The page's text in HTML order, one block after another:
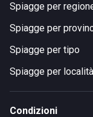
Spiagge per
Spiagge per
Spiagge per tipo
Spiagge per
Condizioni